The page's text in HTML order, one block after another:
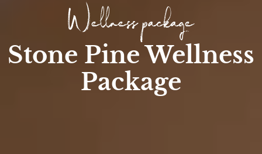
Wellness package
Stone Pine Wellness
Package